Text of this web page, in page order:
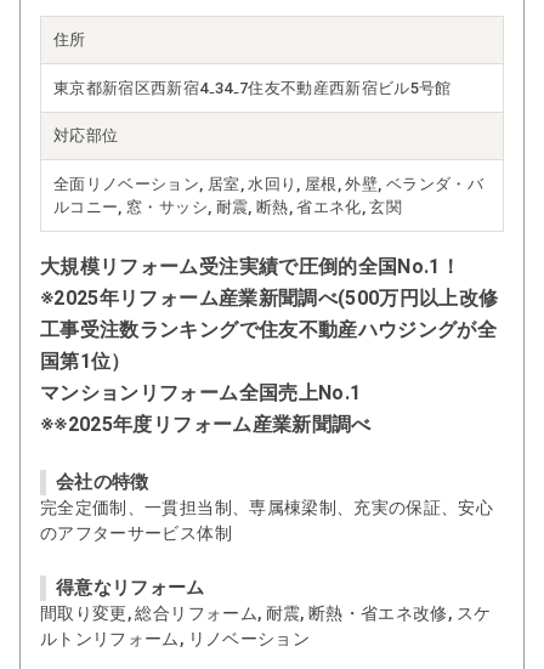
住所
東京都新宿区西新宿4₋34₋7住友不動産西新宿ビル5号館
対応部位
全面リノベーション, 居室, 水回り, 屋根, 外壁, ベランダ・バ
ルコニー, 窓・サッシ, 耐震, 断熱, 省エネ化, 玄関
大規模リフォーム受注実績で圧倒的全国No.1！
※2025年リフォーム産業新聞調べ(500万円以上改修
工事受注数ランキングで住友不動産ハウジングが全
国第1位）
マンションリフォーム全国売上No.1
※※2025年度リフォーム産業新聞調べ
会社の特徴
完全定価制、一貫担当制、専属棟梁制、充実の保証、安心
のアフターサービス体制
得意なリフォーム
間取り変更, 総合リフォーム, 耐震, 断熱・省エネ改修, スケ
ルトンリフォーム, リノベーション